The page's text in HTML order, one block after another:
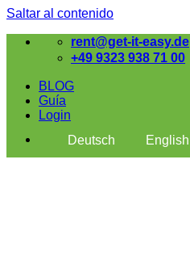
Saltar al contenido
rent@get-it-easy.de
+49 9323 938 71 00
BLOG
Guía
Login
Deutsch
English